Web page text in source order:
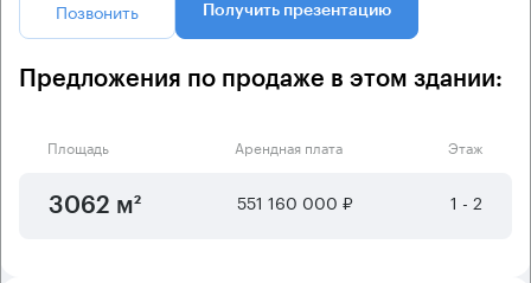
Позвонить Получить презентацию
Предложения по продаже в этом здании:
Площадь Арендная плата Этаж
3062 м² 551 160 000 ₽ 1 - 2